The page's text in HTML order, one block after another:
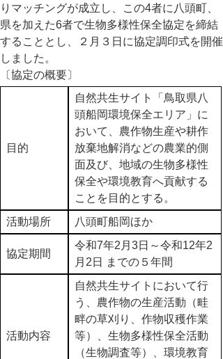
りマッチングが成立し、この4者に八頭町、
県を加えた6者で生物多様性保全協定を締結
することとし、２月３日に協定調印式を開催
しました。
〔協定の概要〕
目的
自然共生サイト「鳥取県八
頭船岡環境保全エリア」に
おいて、農作物生産や耕作
放棄地解消などの農業的側
面及び、地域の生物多様性
保全や環境教育へ貢献する
ことを目的とする。
活動場所
八頭町船岡ほか
協定期間
令和7年2月3日～令和12年2
月2日 までの５年間
活動内容
自然共生サイトにおいて行
う、農作物の生産活動（畦
畔の草刈り、作物収穫作業
等）、生物多様性保全活動
（生物調査等）、環境教育